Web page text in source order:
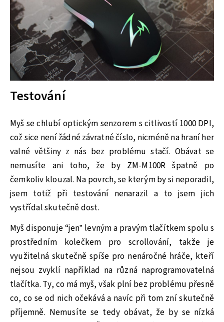
Testování
Myš se chlubí optickým senzorem s citlivostí 1000 DPI,
což sice není žádné závratné číslo, nicméně na hraní her
valné většiny z nás bez problému stačí. Obávat se
nemusíte ani toho, že by ZM-M100R špatně po
čemkoliv klouzal. Na povrch, se kterým by si neporadil,
jsem totiž při testování nenarazil a to jsem jich
vystřídal skutečně dost.
Myš disponuje “jen” levným a pravým tlačítkem spolu s
prostředním kolečkem pro scrollování, takže je
využitelná skutečně spíše pro nenáročné hráče, kteří
nejsou zvyklí například na různá naprogramovatelná
tlačítka. Ty, co má myš, však plní bez problému přesně
co, co se od nich očekává a navíc při tom zní skutečně
příjemně. Nemusíte se tedy obávat, že by se nízká